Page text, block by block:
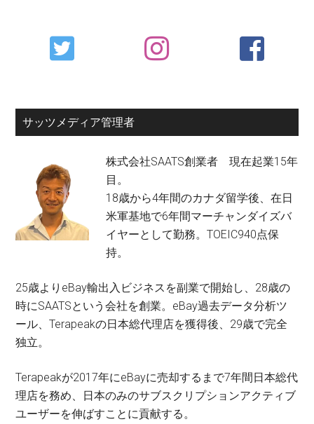
Primary
Sidebar
サッツメディア管理者
株式会社SAATS創業者 現在起業15年
目。
18歳から4年間のカナダ留学後、在日
米軍基地で6年間マーチャンダイズバ
イヤーとして勤務。TOEIC940点保
持。
25歳よりeBay輸出入ビジネスを副業で開始し、28歳の
時にSAATSという会社を創業。eBay過去データ分析ツ
ール、Terapeakの日本総代理店を獲得後、29歳で完全
独立。
Terapeakが2017年にeBayに売却するまで7年間日本総代
理店を務め、日本のみのサブスクリプションアクティブ
ユーザーを伸ばすことに貢献する。